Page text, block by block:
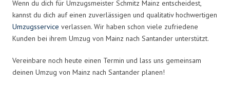
Wenn du dich für Umzugsmeister Schmitz Mainz entscheidest,
kannst du dich auf einen zuverlässigen und qualitativ hochwertigen
Umzugsservice verlassen. Wir haben schon viele zufriedene
Kunden bei ihrem Umzug von Mainz nach Santander unterstützt.
Vereinbare noch heute einen Termin und lass uns gemeinsam
deinen Umzug von Mainz nach Santander planen!